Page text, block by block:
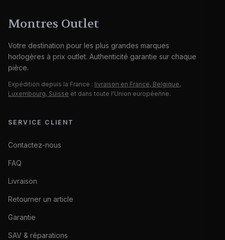
Montres Outlet
Votre destination pour les plus grandes marques
horlogères à prix outlet. Authenticité garantie sur chaque
pièce.
Expédition depuis la France : livraison en France, Belgique,
Luxembourg, Suisse et dans toute l'Union européenne.
SERVICE CLIENT
Contactez-nous
FAQ
Livraison
Retourner un article
Garantie
SAV & réparations